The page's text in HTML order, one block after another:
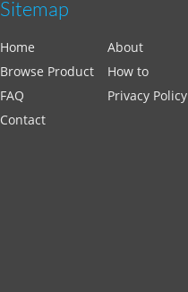
Sitemap
Home About
Browse Product
How to
FAQ
Privacy Policy
Contact